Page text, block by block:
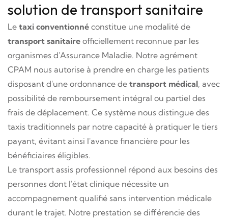
solution de transport sanitaire
Le taxi conventionné constitue une modalité de
transport sanitaire officiellement reconnue par les
organismes d'Assurance Maladie. Notre agrément
CPAM nous autorise à prendre en charge les patients
disposant d'une ordonnance de transport médical, avec
possibilité de remboursement intégral ou partiel des
frais de déplacement. Ce système nous distingue des
taxis traditionnels par notre capacité à pratiquer le tiers
payant, évitant ainsi l'avance financière pour les
bénéficiaires éligibles.
Le transport assis professionnel répond aux besoins des
personnes dont l'état clinique nécessite un
accompagnement qualifié sans intervention médicale
durant le trajet. Notre prestation se différencie des